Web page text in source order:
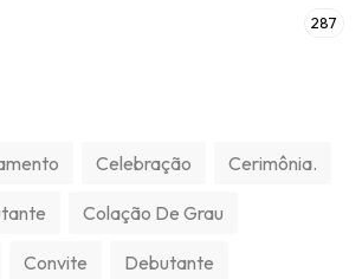
287
Celebração Cerimônia.
Colação De Grau
Convite Debutante